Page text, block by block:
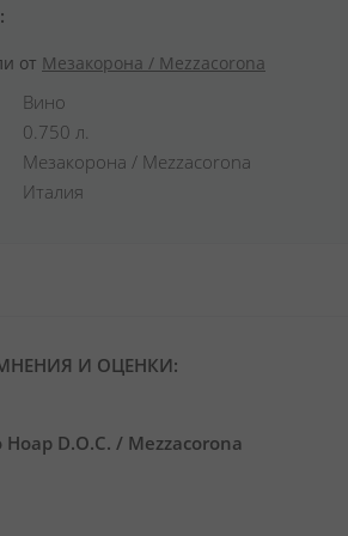
от Мезакорона / Mezzacorona
Вино
0.750 л.
Мезакорона / Mezzacorona
Италия
И ОЦЕНКИ:
D.O.C. / Mezzacorona